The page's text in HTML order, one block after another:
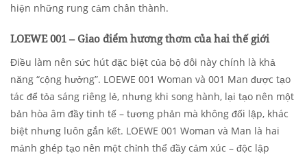
hiện những rung cảm chân thành.
LOEWE 001 – Giao điểm hương thơm của hai thế giới
Điều làm nên sức hút đặc biệt của bộ đôi này chính là khả
năng “cộng hưởng”. LOEWE 001 Woman và 001 Man được tạo
tác để tỏa sáng riêng lẻ, nhưng khi song hành, lại tạo nên một
bản hòa âm đầy tinh tế – tương phản mà không đối lập, khác
biệt nhưng luôn gắn kết. LOEWE 001 Woman và Man là hai
mảnh ghép tạo nên một chỉnh thể đầy cảm xúc – độc lập